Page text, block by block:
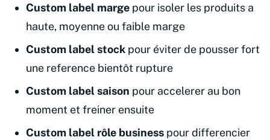
Custom label marge pour isoler les produits a
haute, moyenne ou faible marge
Custom label stock pour éviter de pousser fort
une reference bientôt rupture
Custom label saison pour accelerer au bon
moment et freiner ensuite
Custom label rôle business pour differencier